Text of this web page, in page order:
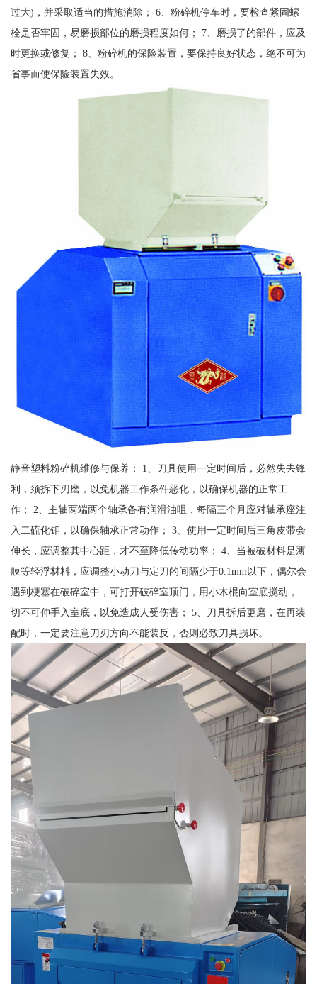
过大)，并采取适当的措施消除； 6、粉碎机停车时，要检查紧固螺
栓是否牢固，易磨损部位的磨损程度如何； 7、磨损了的部件，应及
时更换或修复； 8、粉碎机的保险装置，要保持良好状态，绝不可为
省事而使保险装置失效。
静音塑料粉碎机维修与保养： 1、刀具使用一定时间后，必然失去锋
利，须拆下刃磨，以免机器工作条件恶化，以确保机器的正常工
作； 2、主轴两端两个轴承备有润滑油咀，每隔三个月应对轴承座注
入二硫化钼，以确保轴承正常动作； 3、使用一定时间后三角皮带会
伸长，应调整其中心距，才不至降低传动功率； 4、当被破材料是薄
膜等轻浮材料，应调整小动刀与定刀的间隔少于0.1mm以下，偶尔会
遇到梗塞在破碎室中，可打开破碎室顶门，用小木棍向室底搅动，
切不可伸手入室底，以免造成人受伤害； 5、刀具拆后更磨，在再装
配时，一定要注意刀刃方向不能装反，否则必致刀具损坏。